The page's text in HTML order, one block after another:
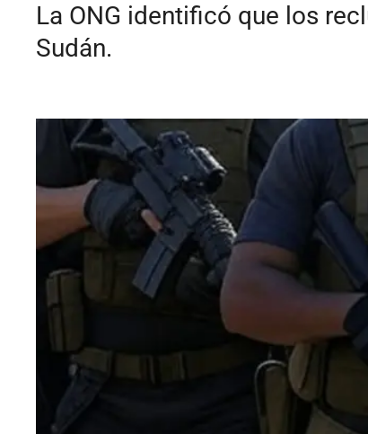
La ONG identificó que los
Sudán.